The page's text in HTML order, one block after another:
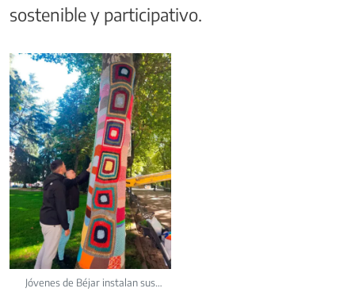
sostenible y participativo.
Jóvenes de Béjar instalan sus